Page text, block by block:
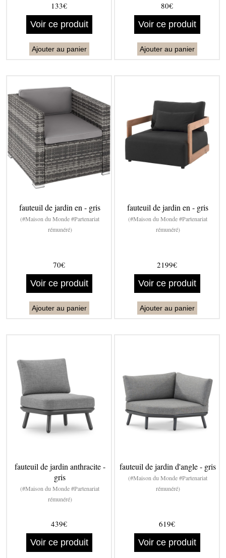
133€
Voir ce produit
Ajouter au panier
80€
Voir ce produit
Ajouter au panier
fauteuil de jardin en - gris
(#Maison du Monde #Partenariat
rémunéré)
70€
Voir ce produit
Ajouter au panier
fauteuil de jardin en - gris
(#Maison du Monde #Partenariat
rémunéré)
2199€
Voir ce produit
Ajouter au panier
fauteuil de jardin anthracite -
gris
(#Maison du Monde #Partenariat
rémunéré)
439€
Voir ce produit
fauteuil de jardin d'angle - gris
(#Maison du Monde #Partenariat
rémunéré)
619€
Voir ce produit